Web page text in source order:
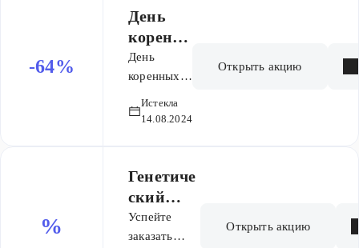
скидками.
-64%
День
коренн
ых
народов
День
коренных
Истекла
14.08.2024
Открыть акцию
%
Генетиче
ский
паспорт
со
Успейте
заказать
Открыть акцию